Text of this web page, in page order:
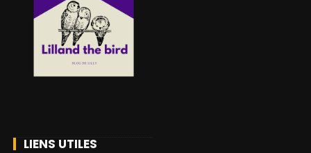
LIENS UTILES